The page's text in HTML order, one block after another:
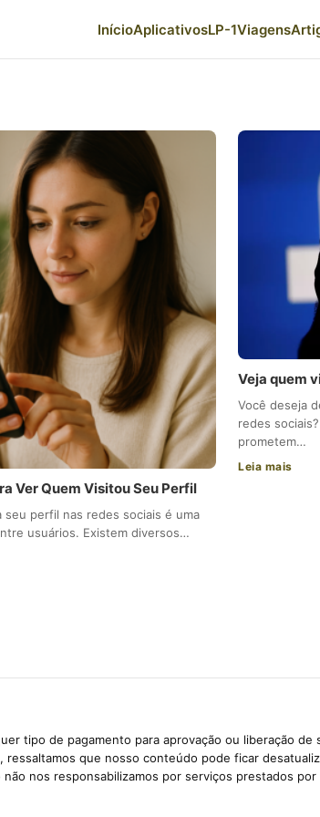
InícioAplicativosLP-1Viagens
Ver Quem Visitou Seu Perfil
seu perfil nas redes sociais é uma
usuários. Existem diversos…
Veja quem
Você deseja
redes
prometem…
Leia mais
tipo de pagamento para aprovação ou liberação
que nosso conteúdo pode ficar
nos responsabilizamos por serviços prestados